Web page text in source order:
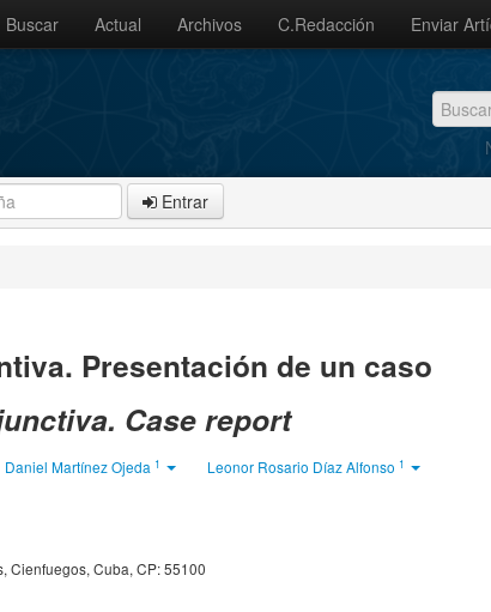
Buscar Actual Archivos C.Redacción Enviar
Entrar
Presentación de un caso
Case report
Daniel Martínez Ojeda 1 Leonor Rosario Díaz Alfonso 1
Cienfuegos, Cuba, CP: 55100